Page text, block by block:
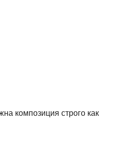
композиция строго как